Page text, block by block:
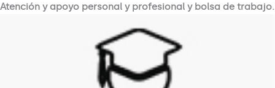
Atención y apoyo personal y profesional y bolsa de trabajo.